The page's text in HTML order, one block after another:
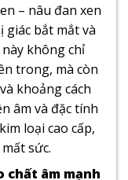
– nâu đan xen
giác bắt mắt và
không chỉ
trong, mà còn
khoảng cách
âm và đặc tính
loại cao cấp,
sức.
chất âm mạnh